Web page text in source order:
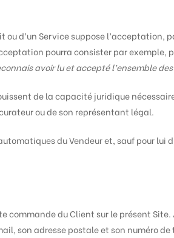
d’un Service suppose l’acceptation,
pourra consister par exemple,
avoir lu et accepté l’ensemble
de la capacité juridique
ou de son représentant légal.
du Vendeur et, sauf pour
du Client sur le présent
son adresse postale et son numéro